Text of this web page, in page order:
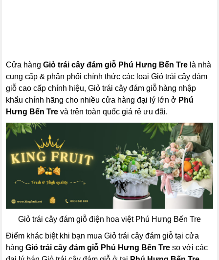
Cửa hàngGiỏ trái cây đám giỗ Phú Hưng Bến Tre là nhà
cung cấp & phân phối chính thức các loại Giỏ trái cây đám
giỗ cao cấp chính hiệu, Giỏ trái cây đám giỗ hàng nhập
khẩu chính hãng cho nhiều cửa hàng đại lý lớn ở Phú
Hưng Bến Tre và trên toàn quốc giá rẻ ưu đãi.
Giỏ trái cây đám giỗ điện hoa việt Phú Hưng Bến Tre
Điểm khác biệt khi bạn mua Giỏ trái cây đám giỗ tại cửa
hàngGiỏ trái cây đám giỗ Phú Hưng Bến Tre so với các